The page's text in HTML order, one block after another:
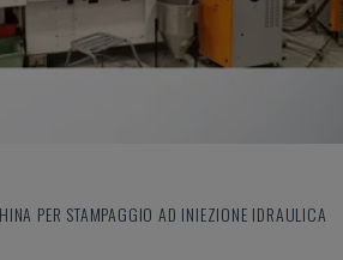
PER STAMPAGGIO AD INIEZIONE IDRAULICA